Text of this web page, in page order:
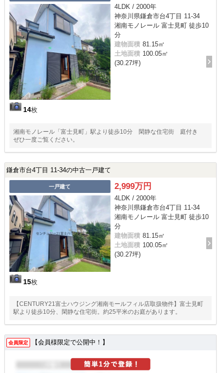
14枚
4LDK / 2000年
神奈川県鎌倉市台4丁目 11-34
湘南モノレール 富士見町 徒歩10
分
建物面積 81.15㎡
土地面積 100.05㎡
(30.27坪)
湘南モノレール「富士見町」駅より徒歩10分 閑静な住宅街 庭付き
ぜひ一度ご覧ください。
鎌倉市台4丁目 11-34の中古一戸建て
一戸建て
15枚
2,999万円
4LDK / 2000年
神奈川県鎌倉市台4丁目 11-34
湘南モノレール 富士見町 徒歩10
分
建物面積 81.15㎡
土地面積 100.05㎡
(30.27坪)
【CENTURY21富士ハウジング湘南モールフィル店取扱物件】富士見町
駅より徒歩10分、閑静な住宅街。約25平米のお庭があります。
会員限定 【会員様限定で公開中！】